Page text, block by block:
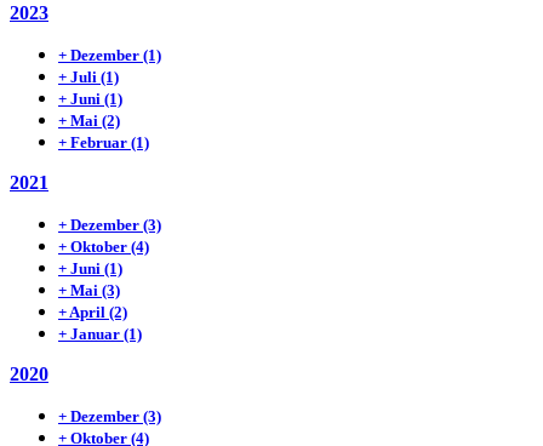
2023
+ Dezember (1)
+ Juli (1)
+ Juni (1)
+ Mai (2)
+ Februar (1)
2021
+ Dezember (3)
+ Oktober (4)
+ Juni (1)
+ Mai (3)
+ April (2)
+ Januar (1)
2020
+ Dezember (3)
+ Oktober (4)